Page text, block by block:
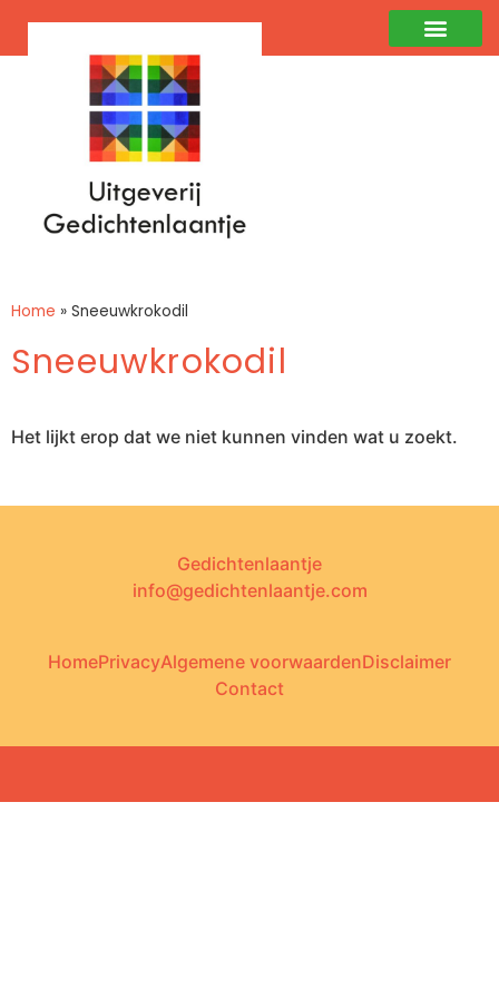
Home » Sneeuwkrokodil
Sneeuwkrokodil
Het lijkt erop dat we niet kunnen vinden wat u zoekt.
Gedichtenlaantje
info@gedichtenlaantje.com
HomePrivacyAlgemene voorwaardenDisclaimer
Contact